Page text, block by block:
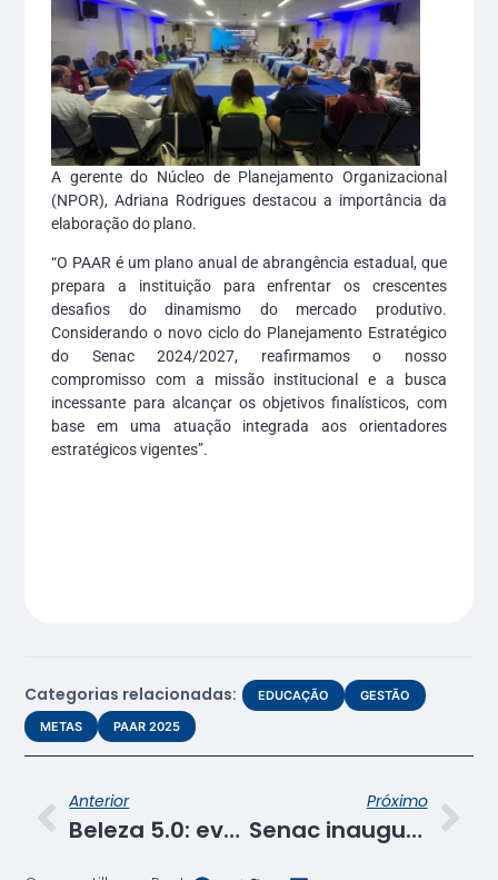
A gerente do Núcleo de Planejamento Organizacional
(NPOR), Adriana Rodrigues destacou a importância da
elaboração do plano.
“O PAAR é um plano anual de abrangência estadual, que
prepara a instituição para enfrentar os crescentes
desafios do dinamismo do mercado produtivo.
Considerando o novo ciclo do Planejamento Estratégico
do Senac 2024/2027, reafirmamos o nosso
compromisso com a missão institucional e a busca
incessante para alcançar os objetivos finalísticos, com
base em uma atuação integrada aos orientadores
estratégicos vigentes”.
Categorias relacionadas: EDUCAÇÃO
GESTÃO
METAS
PAAR 2025
Anterior
Beleza 5.0: evento do Senac SE destaca uso da tecnologia no dia a dia dos salões
Próximo
Senac inaugura Carreta Escola de Beleza